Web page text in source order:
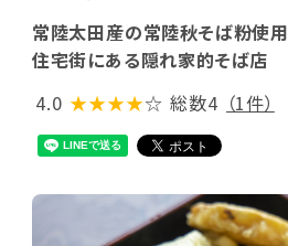
常陸太田産の常陸秋そば粉使用
住宅街にある隠れ家的そば店
4.0 ★★★★☆ 総数4 （1件）